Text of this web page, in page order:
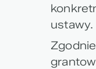
ustawy.